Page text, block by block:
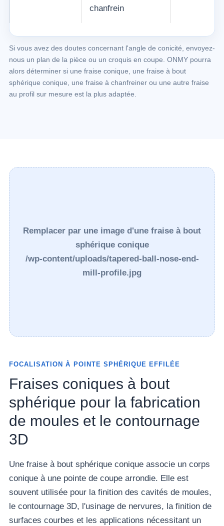
chanfrein
Si vous avez des doutes concernant l'angle de conicité, envoyez-
nous un plan de la pièce ou un croquis en coupe. ONMY pourra
alors déterminer si une fraise conique, une fraise à bout
sphérique conique, une fraise à chanfreiner ou une autre fraise
au profil sur mesure est la plus adaptée.
Remplacer par une image d'une fraise à bout
sphérique conique
/wp-content/uploads/tapered-ball-nose-end-
mill-profile.jpg
FOCALISATION À POINTE SPHÉRIQUE EFFILÉE
Fraises coniques à bout
sphérique pour la fabrication
de moules et le contournage
3D
Une fraise à bout sphérique conique associe un corps
conique à une pointe de coupe arrondie. Elle est
souvent utilisée pour la finition des cavités de moules,
le contournage 3D, l'usinage de nervures, la finition de
surfaces courbes et les applications nécessitant un